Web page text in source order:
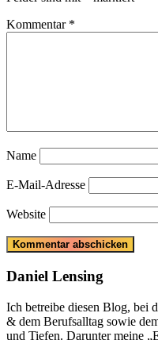
Kommentar *
Name
E-Mail-Adresse
Website
Daniel Lensing
Ich betreibe diesen Blog, bei
& dem Berufsalltag sowie
und Tiefen. Darunter meine